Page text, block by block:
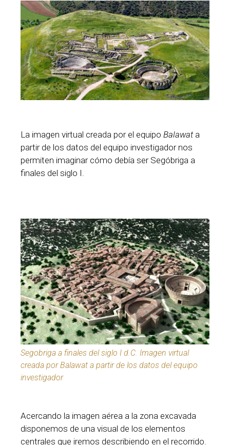
La imagen virtual creada por el equipo Balawata
partir de los datos del equipo investigador nos
permiten imaginar cómo debía ser Segóbriga a
finales del siglo I.
Segobriga a finales del siglo I d.C. Imagen virtual
creada por Balawat a partir de los datos del equipo
investigador
Acercando la imagen aérea a la zona excavada
disponemos de una visual de los elementos
centrales que iremos describiendo en el recorrido.